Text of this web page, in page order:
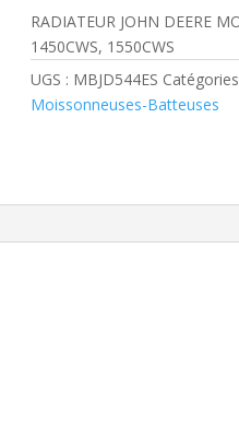
RADIATEUR JOHN DEERE
1450CWS, 1550CWS
UGS : MBJD544ES
Moissonneuses-Batteuses